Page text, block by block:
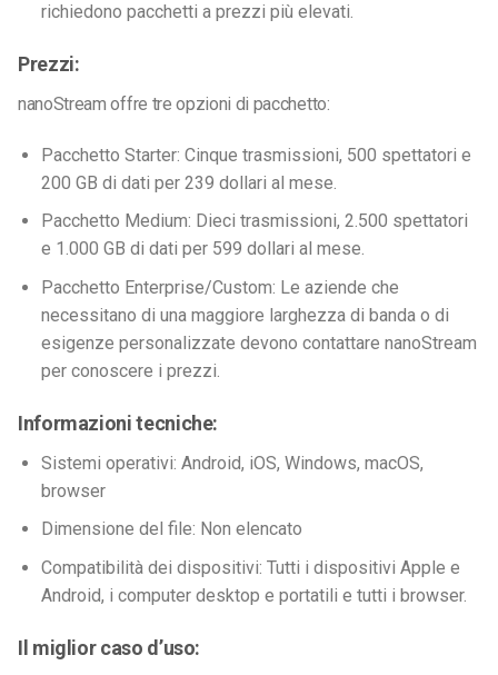
richiedono pacchetti a prezzi più elevati.
Prezzi:
nanoStream offre tre opzioni di pacchetto:
Pacchetto Starter: Cinque trasmissioni, 500 spettatori e
200 GB di dati per 239 dollari al mese.
Pacchetto Medium: Dieci trasmissioni, 2.500 spettatori
e 1.000 GB di dati per 599 dollari al mese.
Pacchetto Enterprise/Custom: Le aziende che
necessitano di una maggiore larghezza di banda o di
esigenze personalizzate devono contattare nanoStream
per conoscere i prezzi.
Informazioni tecniche:
Sistemi operativi: Android, iOS, Windows, macOS,
browser
Dimensione del file: Non elencato
Compatibilità dei dispositivi: Tutti i dispositivi Apple e
Android, i computer desktop e portatili e tutti i browser.
Il miglior caso d’uso: